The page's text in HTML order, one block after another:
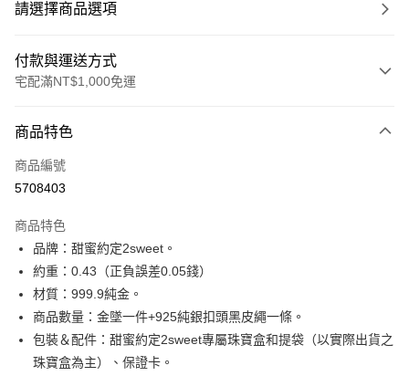
請選擇商品選項
付款與運送方式
宅配滿NT$1,000免運
信用卡一次付款
信用卡分期付款
合作金庫商業銀行
華南商業銀行
上海商業儲蓄銀行
國泰世華商業銀行
臺灣中小企業銀行
台中商業銀行
匯豐（台灣）商業銀行
華泰商業銀行
聯邦商業銀行
遠東國際商業銀行
元大商業銀行
6 期 0 利率 每期
華南商業銀行
上海商業儲蓄銀行
國泰世華商業銀行
兆豐國際商業銀行
臺灣中小企業銀行
台中商業銀行
匯豐（台灣）商業銀行
LINE Pay
Apple Pay
街口支付
悠遊付
商品特色
商品編號
5708403
商品特色
品牌：甜蜜約定2sweet。
約重：0.43（正負誤差0.05錢）
材質：999.9純金。
商品數量：金墜一件+925純銀扣頭黑皮繩一條。
包裝＆配件：甜蜜約定2sweet專屬珠寶盒和提袋（以實際出貨之
珠寶盒為主）、保證卡。